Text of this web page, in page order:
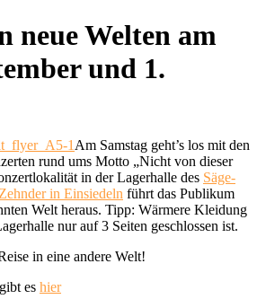
neue Welten am
und 1.
Am Samstag geht’s los mit den
rund ums Motto „Nicht von dieser
in der Lagerhalle des Säge-
in Einsiedeln führt das Publikum
Welt heraus. Tipp: Wärmere Kleidung
nur auf 3 Seiten geschlossen ist.
in eine andere Welt!
es hier